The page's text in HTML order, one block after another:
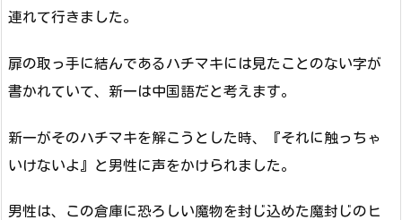
連れて行きました。
扉の取っ手に結んであるハチマキには見たことのない字が
書かれていて、新一は中国語だと考えます。
新一がそのハチマキを解こうとした時、『それに触っちゃ
いけないよ』と男性に声をかけられました。
男性は、この倉庫に恐ろしい魔物を封じ込めた魔封じのヒ